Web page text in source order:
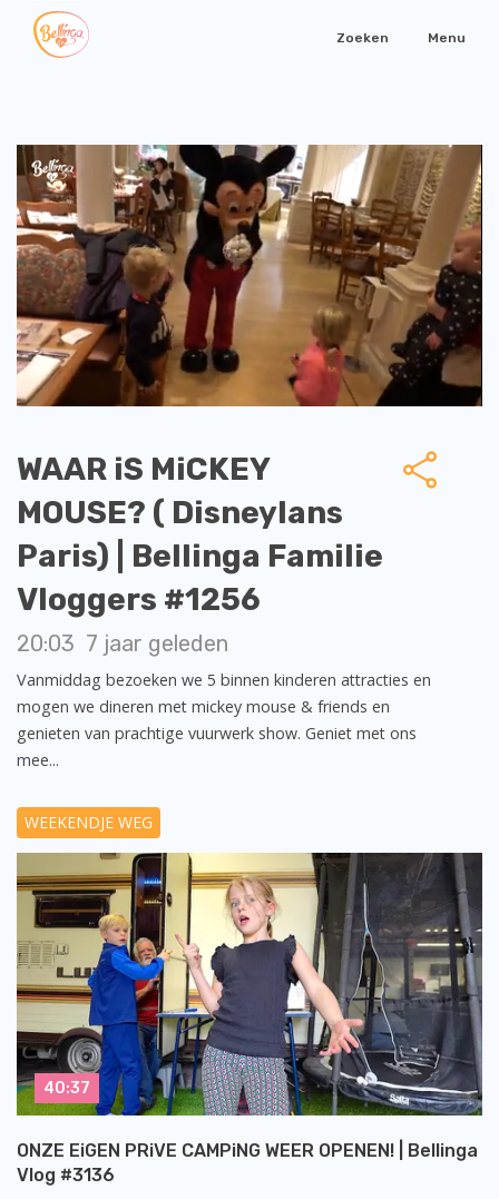
Zoeken Menu
WAAR iS MiCKEY
MOUSE? ( Disneylans
Paris) | Bellinga Familie
Vloggers #1256
20:03 7 jaar geleden
Vanmiddag bezoeken we 5 binnen kinderen attracties en
mogen we dineren met mickey mouse & friends en
genieten van prachtige vuurwerk show. Geniet met ons
mee...
WEEKENDJE WEG
ONZE EiGEN PRiVE CAMPiNG WEER OPENEN! | Bellinga
Vlog #3136
40:37